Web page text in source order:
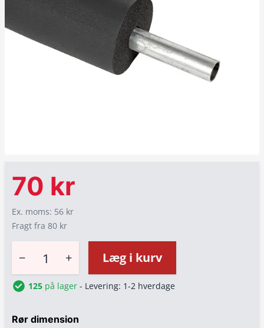
70 kr
Ex. moms: 56 kr
Fragt fra 80 kr
− + Læg i kurv
125 på lager - Levering: 1-2 hverdage
Rør dimension